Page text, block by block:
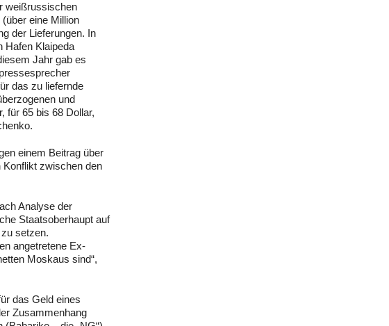
weißrussischen
eine Million
der Lieferungen. In
Hafen Klaipeda
Jahr gab es
das zu liefernde
und
für 65 bis 68 Dollar,
einem Beitrag über
Konflikt zwischen den
Analyse der
Staatsoberhaupt auf
setzen.
angetretene Ex-
Moskaus sind“,
das Geld eines
Zusammenhang